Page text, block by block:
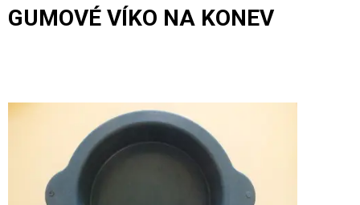
GUMOVÉ VÍKO NA KONEV